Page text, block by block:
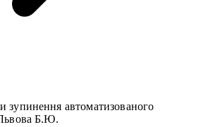
зупинення автоматизованого
Б.Ю.